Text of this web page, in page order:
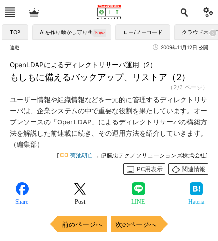
TOP AIを作り動かし守り生かす ロー/ノーコード クラウドネイ
連載 2009年11月12日 公開
もしもに備えるバックアップ、リストア（2）
OpenLDAPによるディレクトリサーバ運用（2）
（2/3 ページ）
ユーザー情報や組織情報などを一元的に管理するディレクトリサ
ーバは、企業システムの中で重要な役割を果たしています。オー
プンソースの「OpenLDAP」によるディレクトリサーバの構築方
法を解説した前連載に続き、その運用方法を紹介していきます。
（編集部）
[ 菊池研自
，伊藤忠テクノソリューションズ株式会社]
PC用表示
関連情報
Share Post LINE Hatena
前のページへ 次のページへ